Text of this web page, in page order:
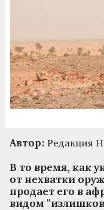
Автор: Редакция
В то время, как
от нехватки
продает его в
видом